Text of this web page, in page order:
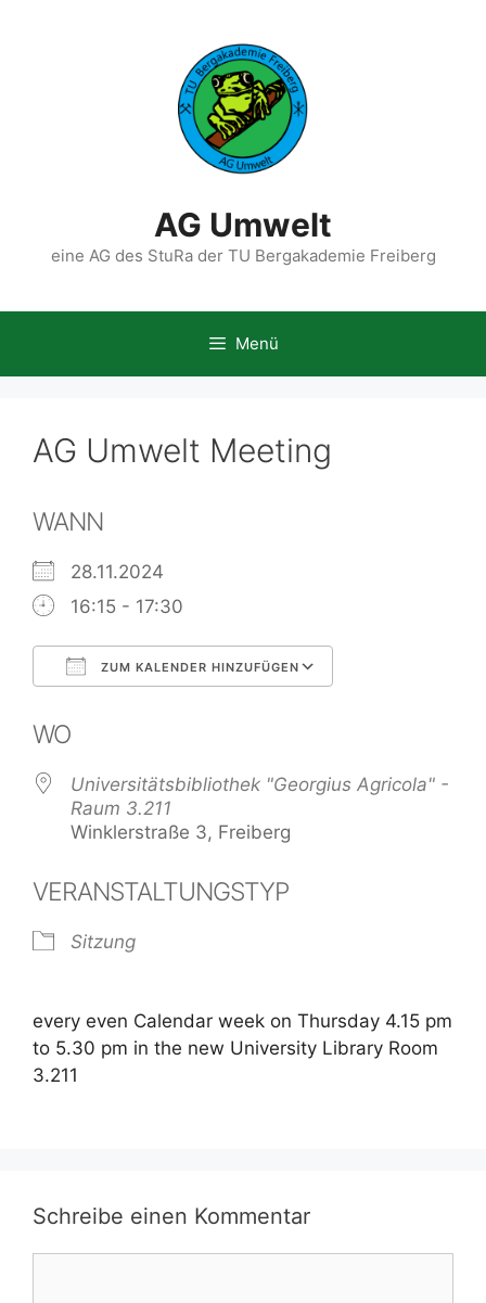
AG Umwelt
eine AG des StuRa der TU Bergakademie Freiberg
Menü
AG Umwelt Meeting
WANN
28.11.2024
16:15 - 17:30
ZUM KALENDER HINZUFÜGEN
WO
Universitätsbibliothek "Georgius Agricola" -
Raum 3.211
Winklerstraße 3, Freiberg
VERANSTALTUNGSTYP
Sitzung
every even Calendar week on Thursday 4.15 pm
to 5.30 pm in the new University Library Room
3.211
Schreibe einen Kommentar